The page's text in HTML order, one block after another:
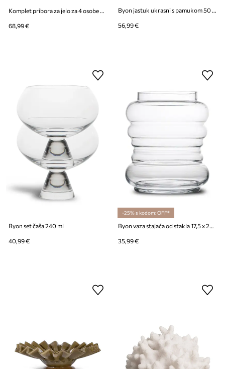
Komplet pribora za jelo za 4 osobe Byon Waverly 16-pack
68,99 € 56,99 €
Byon set čaša 240 ml
40,99 €
-25% s kodom: OFF*
35,99 €